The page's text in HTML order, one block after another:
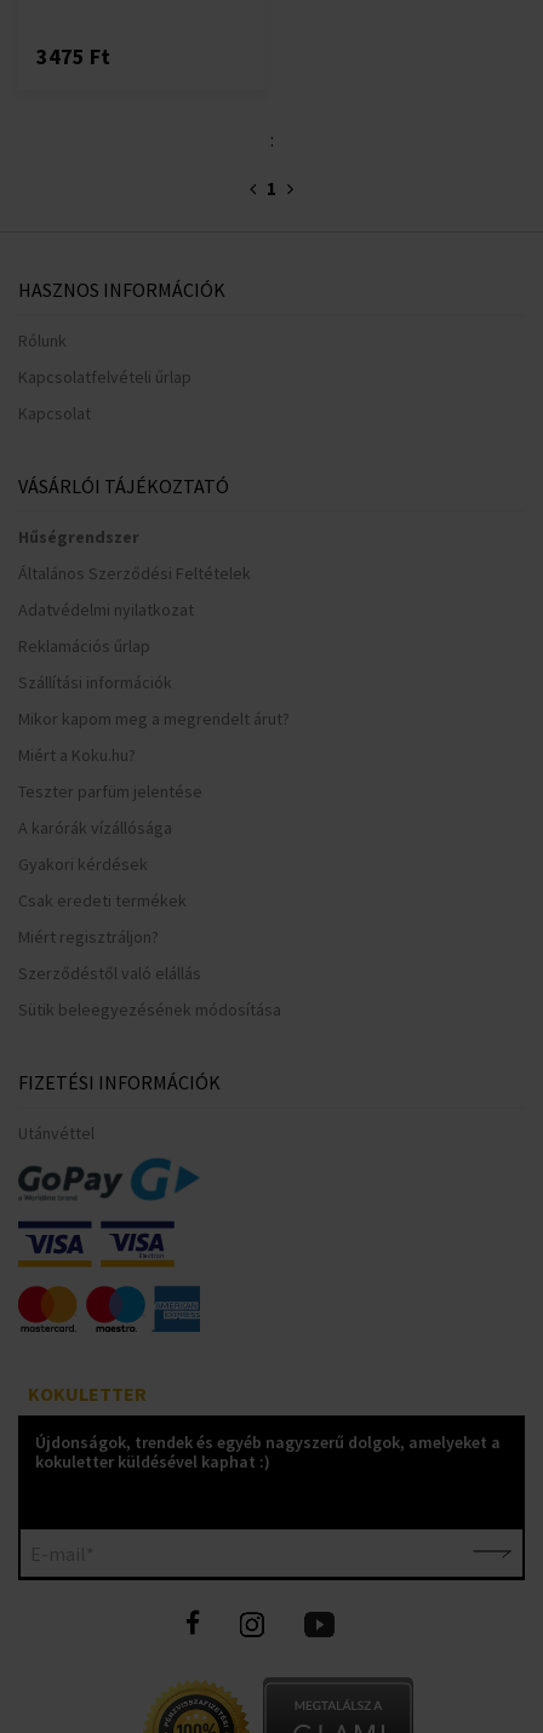
3475 Ft
:
1
HASZNOS INFORMÁCIÓK
Rólunk
Kapcsolatfelvételi űrlap
Kapcsolat
VÁSÁRLÓI TÁJÉKOZTATÓ
Hűségrendszer
Általános Szerződési Feltételek
Adatvédelmi nyilatkozat
Reklamációs űrlap
Szállítási információk
Mikor kapom meg a megrendelt árut?
Miért a Koku.hu?
Teszter parfüm jelentése
A karórák vízállósága
Gyakori kérdések
Csak eredeti termékek
Miért regisztráljon?
Szerződéstől való elállás
Sütik beleegyezésének módosítása
FIZETÉSI INFORMÁCIÓK
Utánvéttel
KOKULETTER
Újdonságok, trendek és egyéb nagyszerű dolgok, amelyeket a
kokuletter küldésével kaphat :)